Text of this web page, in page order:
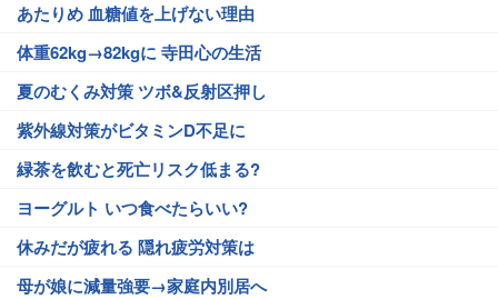
あたりめ 血糖値を上げない理由
体重62kg→82kgに 寺田心の生活
夏のむくみ対策 ツボ&反射区押し
紫外線対策がビタミンD不足に
緑茶を飲むと死亡リスク低まる?
ヨーグルト いつ食べたらいい?
休みだが疲れる 隠れ疲労対策は
母が娘に減量強要→家庭内別居へ